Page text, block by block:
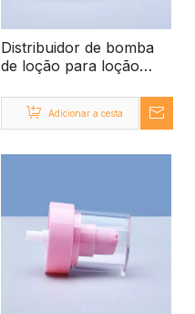
Distribuidor de bomba
de loção para loção
Cream para creme para
creme para creme
Adicionar a cesta